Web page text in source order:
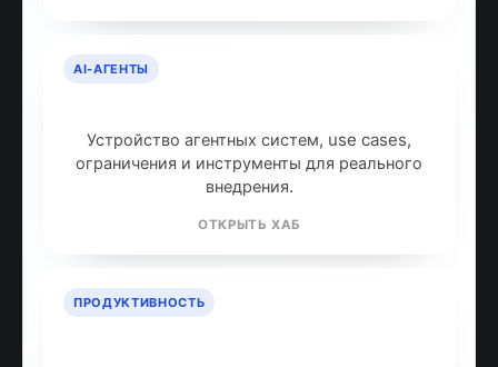
AI-АГЕНТЫ
Устройство агентных систем, use cases,
ограничения и инструменты для реального
внедрения.
ОТКРЫТЬ ХАБ
ПРОДУКТИВНОСТЬ